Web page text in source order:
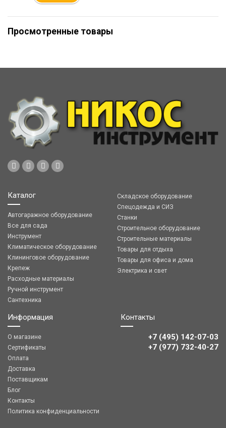
Просмотренные товары
Каталог
Автогаражное оборудование
Все для сада
Инструмент
Климатическое оборудование
Клининговое оборудование
Крепеж
Расходные материалы
Ручной инструмент
Сантехника
Складское оборудование
Спецодежда и СИЗ
Станки
Строительное оборудование
Строительные материалы
Товары для отдыха
Товары для офиса и дома
Электрика и свет
Информация
О магазине
Сертификаты
Оплата
Доставка
Поставщикам
Блог
Контакты
Политика конфиденциальности
Контакты
+7 (495) 142-07-03
‎‎+7 (977) 732-40-27